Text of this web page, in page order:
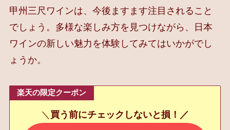
甲州三尺ワインは、今後ますます注目されること
でしょう。多様な楽しみ方を見つけながら、日本
ワインの新しい魅力を体験してみてはいかがでし
ょうか。
楽天の限定クーポン
＼ 買う前にチェックしないと損！／